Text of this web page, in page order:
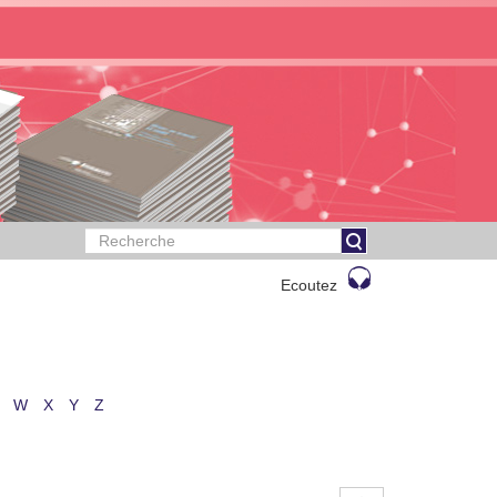
Ecoutez
W X Y Z